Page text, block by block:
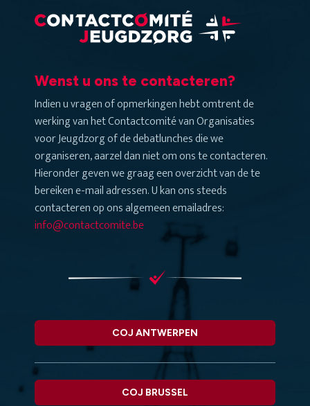
Wenst u ons te contacteren?
Indien u vragen of opmerkingen hebt omtrent de
werking van het Contactcomité van Organisaties
voor Jeugdzorg of de debatlunches die we
organiseren, aarzel dan niet om ons te contacteren.
Hieronder geven we graag een overzicht van de te
bereiken e-mail adressen. U kan ons steeds
contacteren op ons algemeen emailadres:
info@contactcomite.be
COJ ANTWERPEN
COJ BRUSSEL